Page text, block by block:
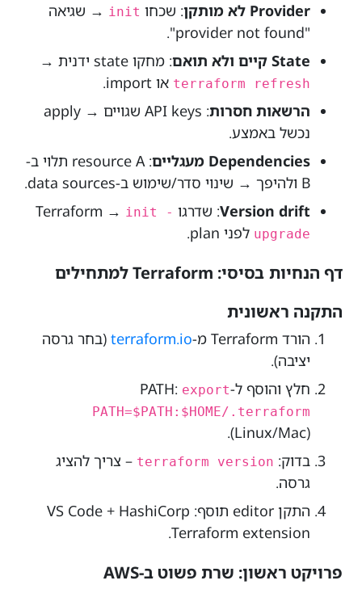
Provider לא מותקן
: שכחו init → שגיאה
"provider not found".
State קיים ולא תואם
: מחקו state ידנית →
terraform refresh או import.
הרשאות חסרות
: API keys שגויים → apply
נכשל באמצע.
Dependencies מעגליים
: resource A תלוי ב-
B ולהיפך → שינוי סדר/שימוש ב-data sources.
Version drift: שדרגו Terraform → init -
upgrade לפני plan.
דף הנחיות בסיסי: Terraform למתחילים
התקנה ראשונית
הורד Terraform מ- terraform.io (בחר גרסה
יציבה).
חלץ והוסף ל-PATH:export
PATH=$PATH:$HOME/.terraform
(Linux/Mac).
בדוק: terraform version – צריך להציג
גרסה.
התקן editor תוסף: VS Code + HashiCorp
Terraform extension.
פרויקט ראשון: שרת פשוט ב-AWS